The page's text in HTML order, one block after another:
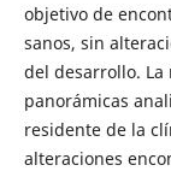
objetivo de
sanos, sin
del desarrollo.
panorámicas
residente de la
alteraciones